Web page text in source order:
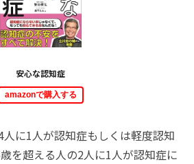
安心な認知症
amazonで購入する
に1人が認知症もしくは軽度認知
を超える人の2人に1人が認知症に